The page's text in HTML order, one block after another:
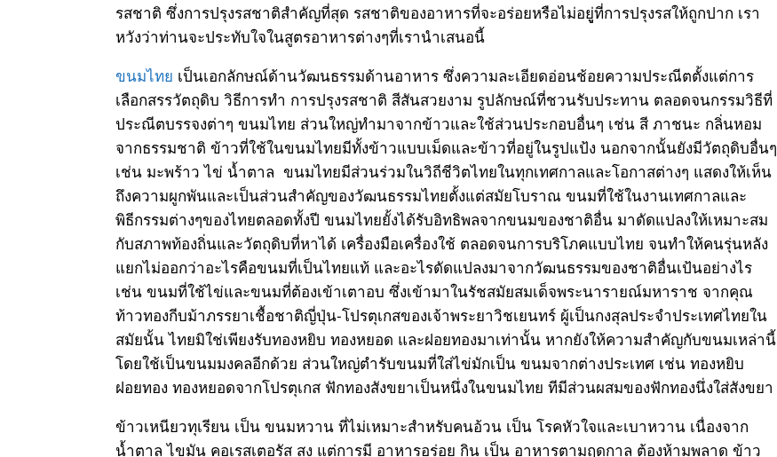
รสชาติ ซึ่งการปรุงรสชาติสำคัญที่สุด รสชาติของอาหารที่จะอร่อยหรือไม่อยูู่ที่การปรุงรสให้ถูกปาก เรา
หวังว่าท่านจะประทับใจในสูตรอาหารต่างๆที่เรานำเสนอนี้
ขนมไทย เป็นเอกลักษณ์ด้านวัฒนธรรมด้านอาหาร ซึ่งความละเอียดอ่อนช้อยความประณีตตั้งแต่การ
เลือกสรรวัตถุดิบ วิธีการทำ การปรุงรสชาติ สีสันสวยงาม รูปลักษณ์ที่ชวนรับประทาน ตลอดจนกรรมวิธีที่
ประณีตบรรจงต่าๆ ขนมไทย ส่วนใหญ่ทำมาจากข้าวและใช้ส่วนประกอบอื่นๆ เช่น สี ภาชนะ กลิ่นหอม
จากธรรมชาติ ข้าวที่ใช้ในขนมไทยมีทั้งข้าวแบบเม็ดและข้าวที่อยู่ในรูปแป้ง นอกจากนั้นยังมีวัตถุดิบอื่นๆ
เช่น มะพร้าว ไข่ น้ำตาล ขนมไทยมีส่วนร่วมในวิถีชีวิตไทยในทุกเทศกาลและโอกาสต่างๆ แสดงให้เห็น
ถึงความผูกพันและเป็นส่วนสำคัญของวัฒนธรรมไทยตั้งแต่สมัยโบราณ ขนมที่ใช้ในงานเทศกาลและ
พิธีกรรมต่างๆของไทยตลอดทั้งปี ขนมไทยยั้งได้รับอิทธิพลจากขนมของชาติอื่น มาดัดแปลงให้เหมาะสม
กับสภาพท้องถิ่นและวัตถุดิบที่หาได้ เครื่องมือเครื่องใช้ ตลอดจนการบริโภคแบบไทย จนทำให้คนรุ่นหลัง
แยกไม่ออกว่าอะไรคือขนมที่เป็นไทยแท้ และอะไรดัดแปลงมาจากวัฒนธรรมของชาติอื่นเป้นอย่างไร
เช่น ขนมที่ใช้ไข่และขนมที่ต้องเข้าเตาอบ ซึ่งเข้ามาในรัชสมัยสมเด็จพระนารายณ์มหาราช จากคุณ
ท้าวทองกีบม้าภรรยาเชื้อชาติญี่ปุ่น-โปรตุเกสของเจ้าพระยาวิชเยนทร์ ผู้เป็นกงสุลประจำประเทศไทยใน
สมัยนั้น ไทยมิใช่เพียงรับทองหยิบ ทองหยอด และฝอยทองมาเท่านั้น หากยังให้ความสำคัญกับขนมเหล่านี้
โดยใช้เป็นขนมมงคลอีกด้วย ส่วนใหญ่ตำรับขนมที่ใส่ไข่มักเป็น ขนมจากต่างประเทศ เช่น ทองหยิบ
ฝอยทอง ทองหยอดจากโปรตุเกส ฟักทองสังขยาเป็นหนึ่งในขนมไทย ทีมีส่วนผสมของฟักทองนึ่งใส่สังขยา
ข้าวเหนียวทุเรียน เป็น ขนมหวาน ที่ไม่เหมาะสำหรับคนอ้วน เป็น โรคหัวใจและเบาหวาน เนื่องจาก
น้ำตาล ไขมัน คอเรสเตอรัส สูง แต่การมี อาหารอร่อย กิน เป็น อาหารตามฤดูกาล ต้องห้ามพลาด ข้าว